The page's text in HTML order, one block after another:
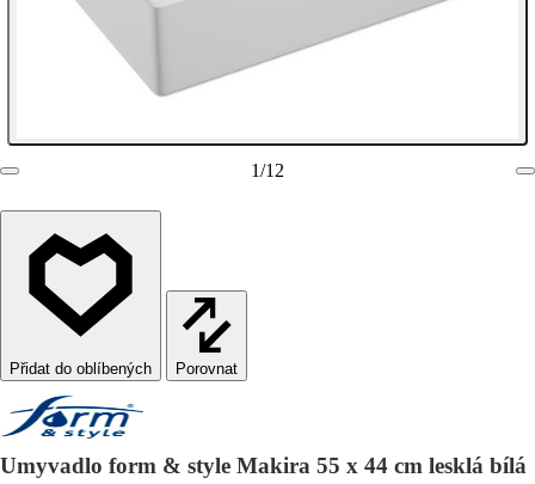
1/12
Porovnat
Umyvadlo form & style Makira 55 x 44 cm lesklá bílá